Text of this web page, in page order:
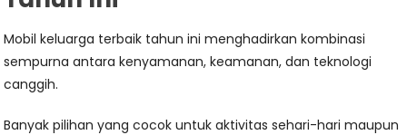
Mobil keluarga terbaik tahun ini menghadirkan kombinasi
sempurna antara kenyamanan, keamanan, dan teknologi
canggih.
Banyak pilihan yang cocok untuk aktivitas sehari-hari maupun